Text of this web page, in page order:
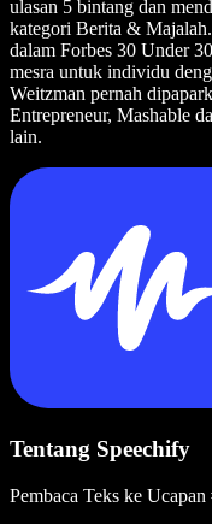
ulasan 5 bintang dan
kategori Berita &
dalam Forbes 30 Under
mesra untuk individu
Weitzman pernah
Entrepreneur, Mashable
lain.
Tentang Speechify
Pembaca Teks ke Ucapan